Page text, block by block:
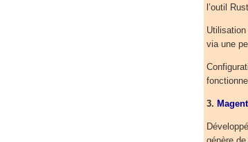
l’outil
via une
3.